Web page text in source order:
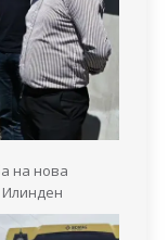
на нова
Илинден